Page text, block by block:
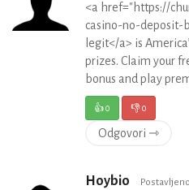
<a href="https://
casino-no-deposit-
legit</a> is
prizes. Claim your
bonus and play
👍0 👎0
Odgovori ⇾
Hoybio